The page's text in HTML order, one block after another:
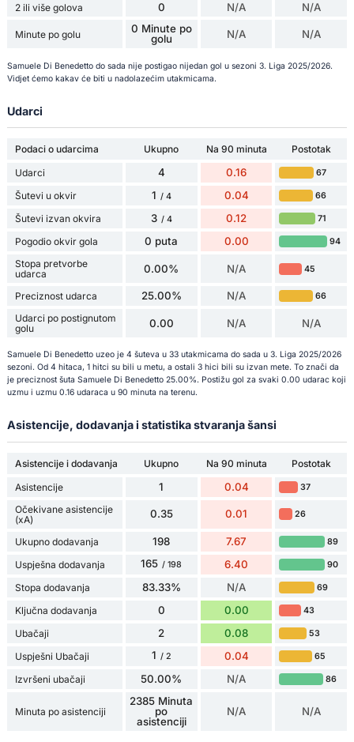
2 ili više golova 0 N/A N/A
Minute po golu
0 Minute po
golu
N/A N/A
Samuele Di Benedetto do sada nije postigao nijedan gol u sezoni 3. Liga 2025/2026.
Vidjet ćemo kakav će biti u nadolazećim utakmicama.
Udarci
Podaci o udarcima Ukupno Na 90 minuta
Postotak
Udarci
4 0.16 67
Šutevi u okvir 1 / 4 0.04 66
Šutevi izvan okvira 3 / 4 0.12 71
Pogodio okvir gola 0 puta 0.00 94
Stopa pretvorbe
udarca
0.00% N/A 45
Preciznost udarca 25.00% N/A 66
Udarci po postignutom
golu
0.00 N/A N/A
Samuele Di Benedetto uzeo je 4 šuteva u 33 utakmicama do sada u 3. Liga 2025/2026
sezoni. Od 4 hitaca, 1 hitci su bili u metu, a ostali 3 hici bili su izvan mete. To znači da
je preciznost šuta Samuele Di Benedetto 25.00%. Postižu gol za svaki 0.00 udarac koji
uzmu i uzmu 0.16 udaraca u 90 minuta na terenu.
Asistencije, dodavanja i statistika stvaranja šansi
Asistencije i dodavanja Ukupno Na 90 minuta
Postotak
Asistencije
1 0.04 37
Očekivane asistencije
(xA)
0.35 0.01 26
Ukupno dodavanja 198 7.67 89
Uspješna dodavanja 165 / 198 6.40 90
Stopa dodavanja 83.33% N/A 69
Ključna dodavanja 0 0.00 43
Ubačaji 2 0.08 53
Uspješni Ubačaji 1 / 2 0.04 65
Izvršeni ubačaji 50.00% N/A 86
Minuta po asistenciji
2385 Minuta
po
asistenciji
N/A N/A